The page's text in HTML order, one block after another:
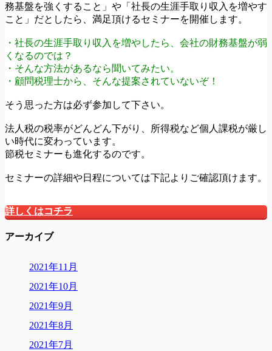
務基盤を強くすること」や「社長の生涯手取り収入を増やす
こと」だとしたら、満足頂けるセミナーを開催します。
・社長の生涯手取り収入を増やしたら、会社の財務基盤が弱
くなるのでは？
・そんな方法があるなら聞いてみたい。
・顧問税理士から、そんな提案されていないぞ！
そう思った方は必ず参加して下さい。
法人税の税率がどんどん下がり、所得税など個人課税が厳し
い時代に変わっています。
節税セミナーも進化するのです。
セミナーの詳細や日程については下記よりご確認頂けます。
詳しくはコチラ
アーカイブ
2021年11月
2021年10月
2021年9月
2021年8月
2021年7月